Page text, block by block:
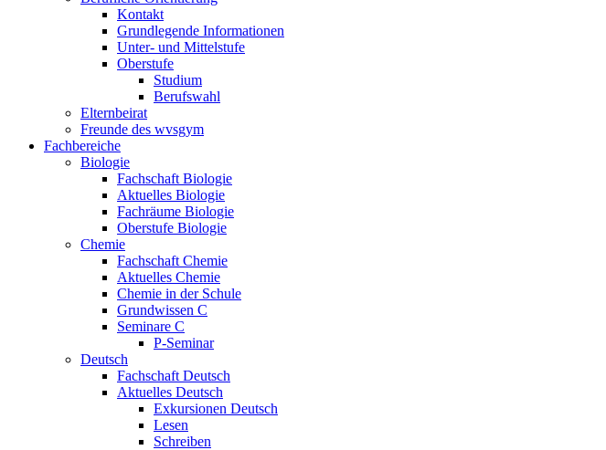
Kontakt
Grundlegende Informationen
Unter- und Mittelstufe
Oberstufe
Studium
Berufswahl
Elternbeirat
Freunde des wvsgym
Fachbereiche
Biologie
Fachschaft Biologie
Aktuelles Biologie
Fachräume Biologie
Oberstufe Biologie
Chemie
Fachschaft Chemie
Aktuelles Chemie
Chemie in der Schule
Grundwissen C
Seminare C
P-Seminar
Deutsch
Fachschaft Deutsch
Aktuelles Deutsch
Exkursionen Deutsch
Lesen
Schreiben